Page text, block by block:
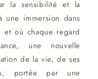
la sensibilité et la
une immersion dans
et où chaque regard
une nouvelle
de la vie, de ses
portée par une